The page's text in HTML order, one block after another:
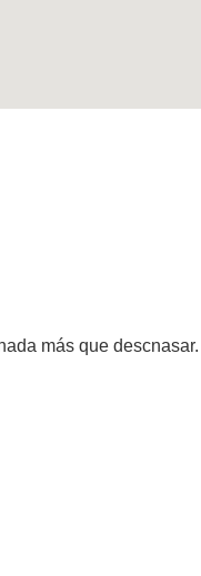
más que descnasar.